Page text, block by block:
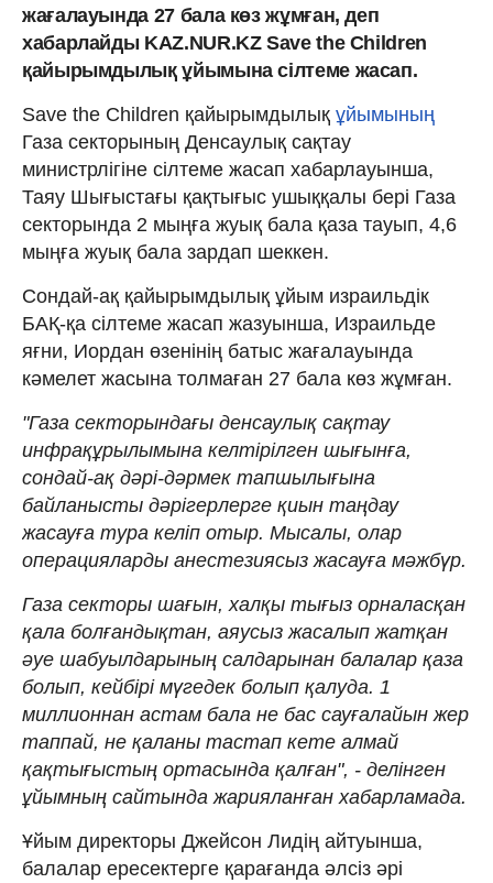
жағалауында 27 бала көз жұмған, деп
хабарлайды KAZ.NUR.KZ Save the Children
қайырымдылық ұйымына сілтеме жасап.
Save the Children қайырымдылық ұйымының
Газа секторының Денсаулық сақтау
министрлігіне сілтеме жасап хабарлауынша,
Таяу Шығыстағы қақтығыс ушыққалы бері Газа
секторында 2 мыңға жуық бала қаза тауып, 4,6
мыңға жуық бала зардап шеккен.
Сондай-ақ қайырымдылық ұйым израильдік
БАҚ-қа сілтеме жасап жазуынша, Израильде
яғни, Иордан өзенінің батыс жағалауында
кәмелет жасына толмаған 27 бала көз жұмған.
"Газа секторындағы денсаулық сақтау
инфрақұрылымына келтірілген шығынға,
сондай-ақ дәрі-дәрмек тапшылығына
байланысты дәрігерлерге қиын таңдау
жасауға тура келіп отыр. Мысалы, олар
операцияларды анестезиясыз жасауға мәжбүр.
Газа секторы шағын, халқы тығыз орналасқан
қала болғандықтан, аяусыз жасалып жатқан
әуе шабуылдарының салдарынан балалар қаза
болып, кейбірі мүгедек болып қалуда. 1
миллионнан астам бала не бас сауғалайын жер
таппай, не қаланы тастап кете алмай
қақтығыстың ортасында қалған", - делінген
ұйымның сайтында жарияланған хабарламада.
Ұйым директоры Джейсон Лидің айтуынша,
балалар ересектерге қарағанда әлсіз әрі